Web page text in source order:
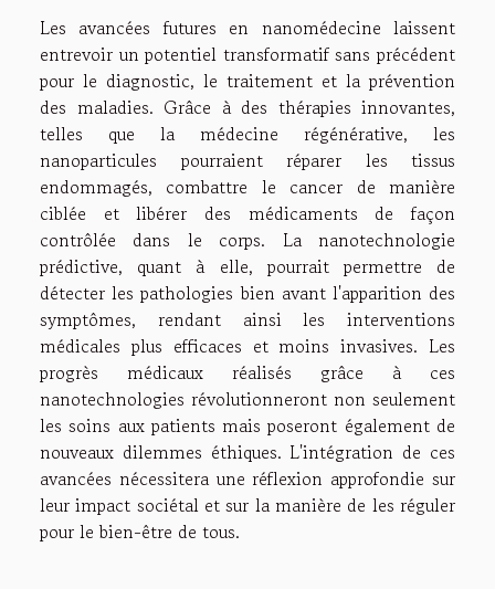
Les avancées futures en nanomédecine laissent
entrevoir un potentiel transformatif sans précédent
pour le diagnostic, le traitement et la prévention
des maladies. Grâce à des thérapies innovantes,
telles que la médecine régénérative, les
nanoparticules pourraient réparer les tissus
endommagés, combattre le cancer de manière
ciblée et libérer des médicaments de façon
contrôlée dans le corps. La nanotechnologie
prédictive, quant à elle, pourrait permettre de
détecter les pathologies bien avant l'apparition des
symptômes, rendant ainsi les interventions
médicales plus efficaces et moins invasives. Les
progrès médicaux réalisés grâce à ces
nanotechnologies révolutionneront non seulement
les soins aux patients mais poseront également de
nouveaux dilemmes éthiques. L'intégration de ces
avancées nécessitera une réflexion approfondie sur
leur impact sociétal et sur la manière de les réguler
pour le bien-être de tous.